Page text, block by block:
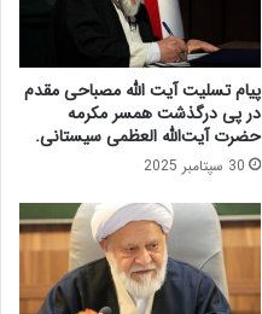
پیام تسلیت آیت الله مصباحی مقدم
در پی درگذشت همسر مکرمه
حضرت آیت‌الله العظمی سیستانی.
30 سپتامبر 2025